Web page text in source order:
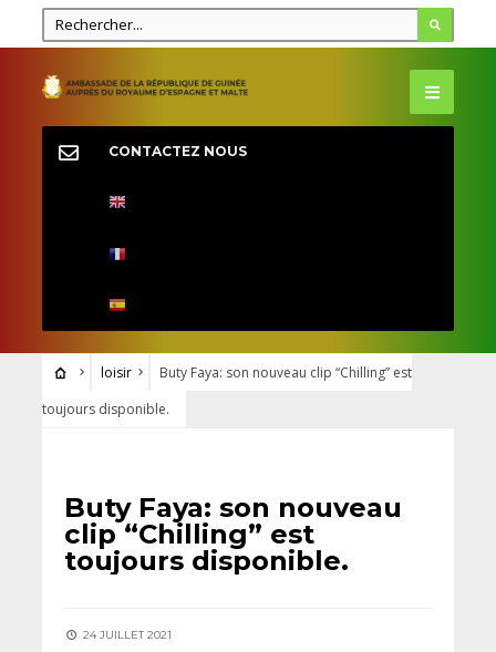
CONTACTEZ NOUS
loisir
Buty Faya: son nouveau clip “Chilling” est
toujours disponible.
Buty Faya: son nouveau
clip “Chilling” est
toujours disponible.
24 JUILLET 2021